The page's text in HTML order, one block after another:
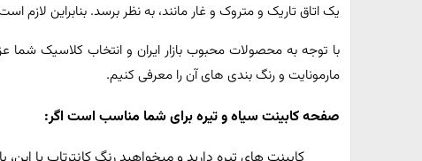
یک اتاق تاریک و متروک و غار مانند، به نظر برسد. بنابراین
با توجه به محصولات محبوب بازار ایران و انتخاب کلاسیک
مارمونایت و رنگ بندی های آن را معرفی کنیم.
صفحه کابینت سیاه و تیره برای شما مناسب است اگر: